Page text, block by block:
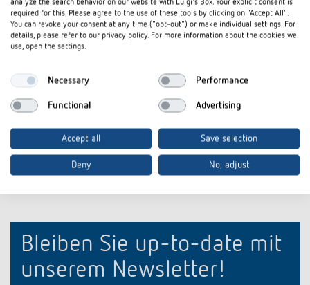
Broschüre PDF
LUXORliving Smart Home-System (3,9
MB)
In den Dokumentenkorb
Bleiben Sie up-to-date mit
unserem Newsletter!
analyze the search behavior on our website with Luigi's Box. Your explicit consent is
required for this. Please agree to the use of these tools by clicking on "Accept All".
You can revoke your consent at any time ("opt-out") or make individual settings. For
details, please refer to our privacy policy. For more information about the cookies we
use, open the settings.
Necessary Performance
Functional Advertising
Accept all Save selection
Deny No, adjust